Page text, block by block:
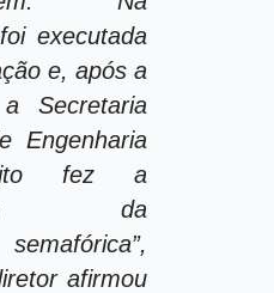
executada
e, após a
Secretaria
Engenharia
fez a
da
afirmou